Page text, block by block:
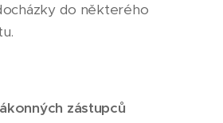
do některého
zástupců